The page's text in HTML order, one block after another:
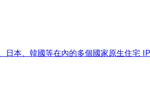
本、韓國等在內的多個國家原生住宅